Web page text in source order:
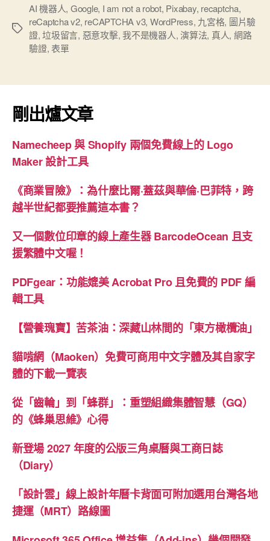
v3
驗
證”
標
AI 機器人, Google, I am not a robot, Pixabay, recaptcha,
reCaptcha v2, reCAPTCHA v3, WordPress, 九宮格, 圖片驗
證,垃圾留言, 惡意攻擊,我不是機器人,演算法, 真人, 網路
驗證,表單
剛出爐文章
Namecheep 與 Shopify 兩個免費線上的 Logo
Maker 設計工具
《商業冒險》：為什麼比爾·蓋茲與華倫·巴菲特，跨
越半世紀都要推薦這本書？
又一個數位印章的線上產生器 BarcodeOcean 且支
援繁體中文喔！
PDFgear：功能媲美 Acrobat Pro 且免費的 PDF 編
輯工具
【營養瑰寶】苦茶油：深藏山林間的「東方橄欖油」
貓啃網（Maoken）免費可商用中文字體及其自家字
體的下載一覽表
從「齒輪」到「蜂群」：重塑組織集體智慧（GQ）
的《蜂巢思維》心得
新登場 2027 年度的公版三角桌曆與工商日誌
（Diary）
「設計雲」線上設計年曆卡背面可附加選用台灣各地
捷運（MRT）路線圖